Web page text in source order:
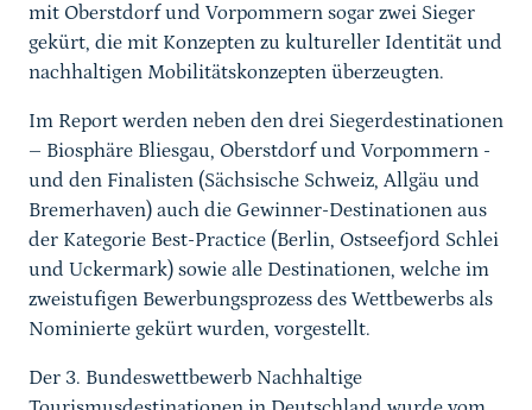
mit Oberstdorf und Vorpommern sogar zwei Sieger
gekürt, die mit Konzepten zu kultureller Identität und
nachhaltigen Mobilitätskonzepten überzeugten.
Im Report werden neben den drei Siegerdestinationen
– Biosphäre Bliesgau, Oberstdorf und Vorpommern -
und den Finalisten (Sächsische Schweiz, Allgäu und
Bremerhaven) auch die Gewinner-Destinationen aus
der Kategorie Best-Practice (Berlin, Ostseefjord Schlei
und Uckermark) sowie alle Destinationen, welche im
zweistufigen Bewerbungsprozess des Wettbewerbs als
Nominierte gekürt wurden, vorgestellt.
Der 3. Bundeswettbewerb Nachhaltige